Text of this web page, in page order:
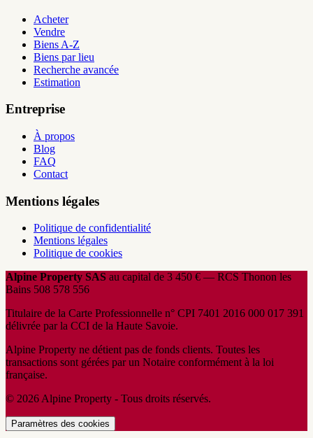
Acheter
Vendre
Biens A-Z
Biens par lieu
Recherche avancée
Estimation
Entreprise
À propos
Blog
FAQ
Contact
Mentions légales
Politique de confidentialité
Mentions légales
Politique de cookies
Alpine Property SAS au capital de 3 450 € — RCS Thonon les
Bains 508 578 556
Titulaire de la Carte Professionnelle n° CPI 7401 2016 000 017 391
délivrée par la CCI de la Haute Savoie.
Alpine Property ne détient pas de fonds clients. Toutes les
transactions sont gérées par un Notaire conformément à la loi
française.
© 2026 Alpine Property - Tous droits réservés.
Paramètres des cookies